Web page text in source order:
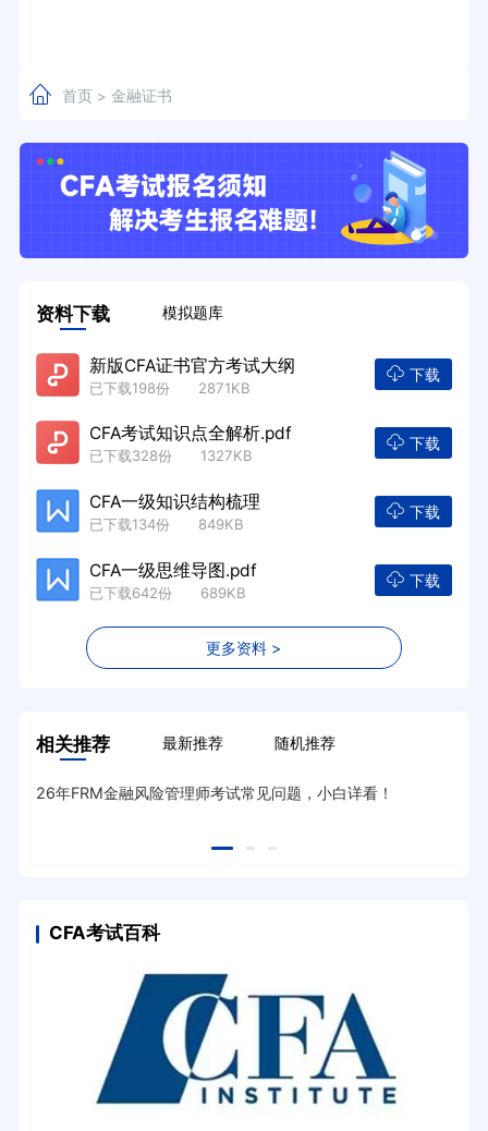
首页> 金融证书
资料下载 模拟题库
新版CFA证书官方考试大纲
已下载198份 2871KB
下载
CFA考试知识点全解析.pdf
已下载328份 1327KB
下载
CFA一级知识结构梳理
已下载134份 849KB
下载
CFA一级思维导图.pdf
已下载642份 689KB
下载
更多资料 >
相关推荐 最新推荐 随机推荐
26年FRM金融风险管理师考试常见问题，小白详看！
CFA考试百科